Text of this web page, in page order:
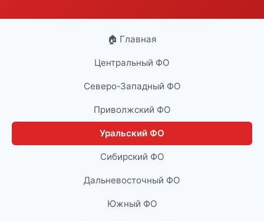
🏠 Главная
Центральный ФО
Северо-Западный ФО
Приволжский ФО
Уральский ФО
Сибирский ФО
Дальневосточный ФО
Южный ФО